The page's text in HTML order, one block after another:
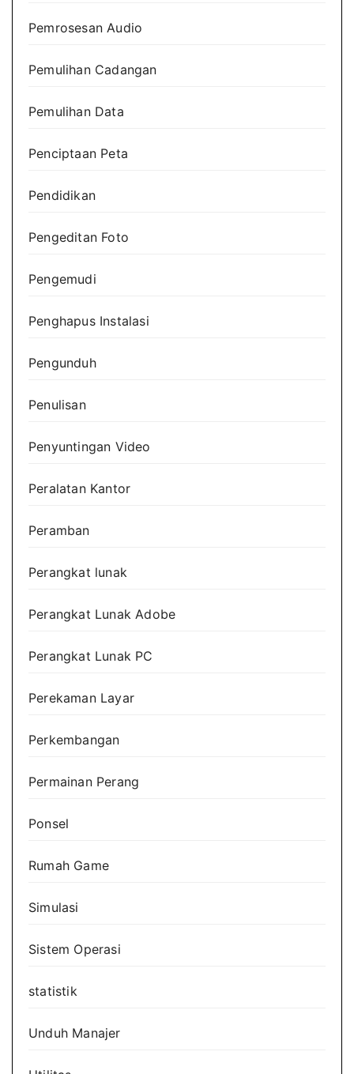
Pemrosesan Audio
Pemulihan Cadangan
Pemulihan Data
Penciptaan Peta
Pendidikan
Pengeditan Foto
Pengemudi
Penghapus Instalasi
Pengunduh
Penulisan
Penyuntingan Video
Peralatan Kantor
Peramban
Perangkat lunak
Perangkat Lunak Adobe
Perangkat Lunak PC
Perekaman Layar
Perkembangan
Permainan Perang
Ponsel
Rumah Game
Simulasi
Sistem Operasi
statistik
Unduh Manajer